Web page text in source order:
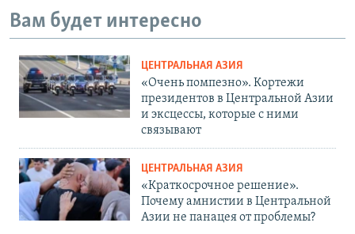
Вам будет интересно
ЦЕНТРАЛЬНАЯ АЗИЯ
«Очень помпезно». Кортежи
президентов в Центральной Азии
и эксцессы, которые с ними
связывают
ЦЕНТРАЛЬНАЯ АЗИЯ
«Краткосрочное решение».
Почему амнистии в Центральной
Азии не панацея от проблемы?